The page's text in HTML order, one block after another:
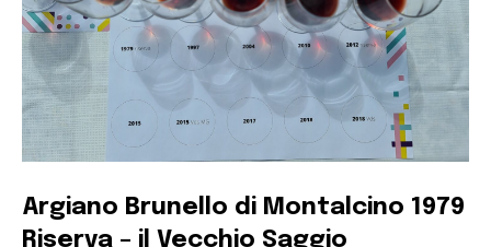
Argiano Brunello di Montalcino 1979
Riserva – il Vecchio Saggio